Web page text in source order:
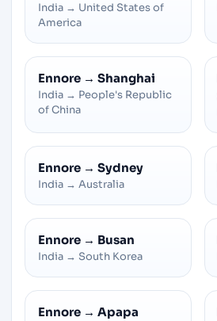
India → United States of
America
Ennore → Shanghai
India → People's Republic
of China
Ennore → Sydney
India → Australia
Ennore → Busan
India → South Korea
Ennore → Apapa